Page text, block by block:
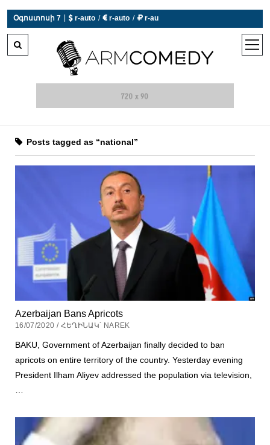
Օգոստոսի 7  r-auto /  r-auto /  r-au
open
Posts tagged as “national”
Azerbaijan Bans Apricots
16/07/2020 / ՀԵՂԻՆԱԿ՝ NAREK
BAKU, Government of Azerbaijan finally decided to ban
apricots on entire territory of the country. Yesterday evening
President Ilham Aliyev addressed the population via television,